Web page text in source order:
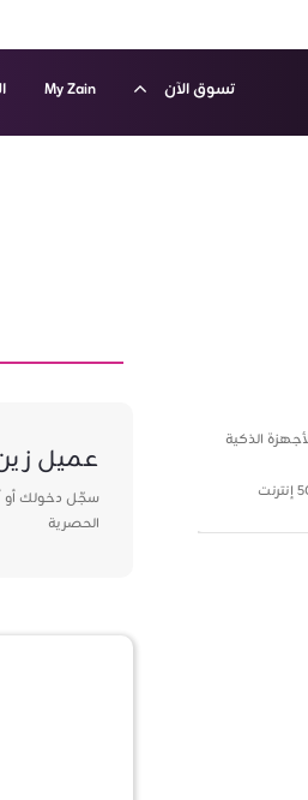
تسوق الآن My Zain
الذكية عميل
سجّل دخولك أو
الحصرية